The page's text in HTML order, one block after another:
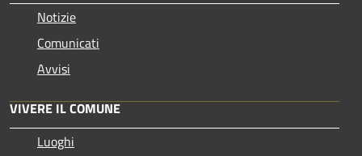
Notizie
Comunicati
Avvisi
VIVERE IL COMUNE
Luoghi